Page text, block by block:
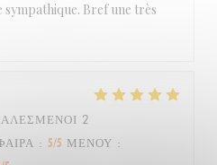
Bref une très
2
: 5/5 ΜΕΝΟΎ :